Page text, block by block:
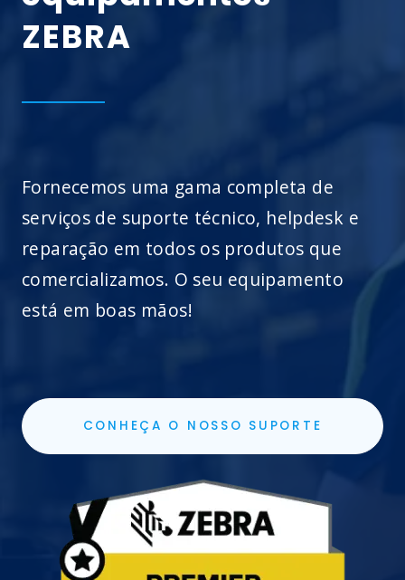
ZEBRA
Fornecemos uma gama completa de
serviços de suporte técnico, helpdesk e
reparação em todos os produtos que
comercializamos. O seu equipamento
está em boas mãos!
CONHEÇA O NOSSO SUPORTE